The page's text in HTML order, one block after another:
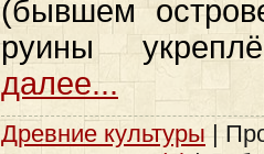
(бывшем
руины
далее...
Древние культуры |